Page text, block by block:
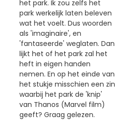
het park. Ik zou zelfs het
park werkelijk laten beleven
wat het voelt. Dus woorden
als 'imaginaire', en
'fantaseerde' weglaten. Dan
lijkt het of het park zal het
heft in eigen handen
nemen. En op het einde van
het stukje misschien een zin
waarbij het park de 'knip'
van Thanos (Marvel film)
geeft? Graag gelezen.